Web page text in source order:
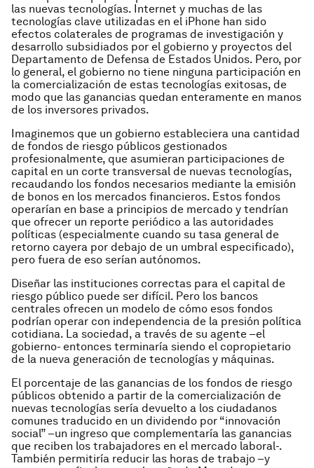
las nuevas tecnologías. Internet y muchas de las
tecnologías clave utilizadas en el iPhone han sido
efectos colaterales de programas de investigación y
desarrollo subsidiados por el gobierno y proyectos del
Departamento de Defensa de Estados Unidos. Pero, por
lo general, el gobierno no tiene ninguna participación en
la comercialización de estas tecnologías exitosas, de
modo que las ganancias quedan enteramente en manos
de los inversores privados.
Imaginemos que un gobierno estableciera una cantidad
de fondos de riesgo públicos gestionados
profesionalmente, que asumieran participaciones de
capital en un corte transversal de nuevas tecnologías,
recaudando los fondos necesarios mediante la emisión
de bonos en los mercados financieros. Estos fondos
operarían en base a principios de mercado y tendrían
que ofrecer un reporte periódico a las autoridades
políticas (especialmente cuando su tasa general de
retorno cayera por debajo de un umbral especificado),
pero fuera de eso serían autónomos.
Diseñar las instituciones correctas para el capital de
riesgo público puede ser difícil. Pero los bancos
centrales ofrecen un modelo de cómo esos fondos
podrían operar con independencia de la presión política
cotidiana. La sociedad, a través de su agente –el
gobierno- entonces terminaría siendo el copropietario
de la nueva generación de tecnologías y máquinas.
El porcentaje de las ganancias de los fondos de riesgo
públicos obtenido a partir de la comercialización de
nuevas tecnologías sería devuelto a los ciudadanos
comunes traducido en un dividendo por “innovación
social” –un ingreso que complementaría las ganancias
que reciben los trabajadores en el mercado laboral-.
También permitiría reducir las horas de trabajo –y